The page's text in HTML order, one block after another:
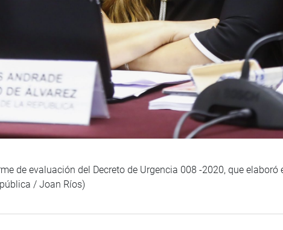
de evaluación del Decreto de Urgencia 008 -2020, que elaboró
/ Joan Ríos)